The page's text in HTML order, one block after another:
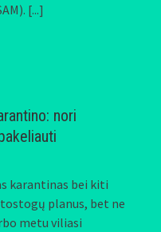
[...]
nori
karantinas bei kiti
planus, bet ne
metu viliasi